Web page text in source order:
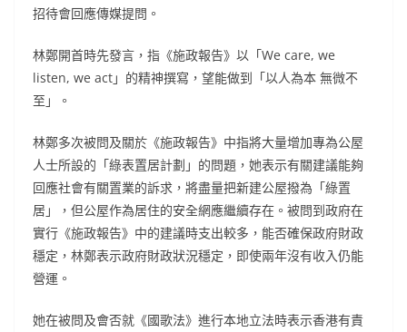
招待會回應傳媒提問。
林鄭開首時先發言，指《施政報告》以「We care, we
listen, we act」的精神撰寫，望能做到「以人為本 無微不
至」。
林鄭多次被問及關於《施政報告》中指將大量增加專為公屋
人士所設的「綠表置居計劃」的問題，她表示有關建議能夠
回應社會有關置業的訴求，將盡量把新建公屋撥為「綠置
居」，但公屋作為居住的安全網應繼續存在。被問到政府在
實行《施政報告》中的建議時支出較多，能否確保政府財政
穩定，林鄭表示政府財政狀況穩定，即使兩年沒有收入仍能
營運。
她在被問及會否就《國歌法》進行本地立法時表示香港有責